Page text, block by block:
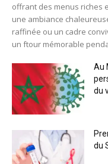
offrant des menus riches
une ambiance
raffinée ou un cadre
un ftour mémorable
Au
du
du